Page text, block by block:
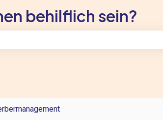
behilflich sein?